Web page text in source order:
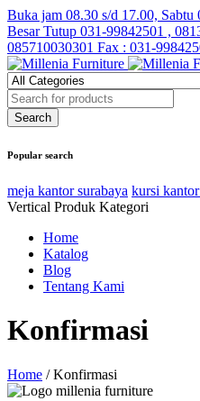
Buka jam 08.30 s/d 17.00,
Besar Tutup 031-99842501 ,
085710030301 Fax : 031-
Popular search
meja kantor surabaya kursi
Vertical Produk Kategori
Home
Katalog
Blog
Tentang Kami
Konfirmasi
Home / Konfirmasi